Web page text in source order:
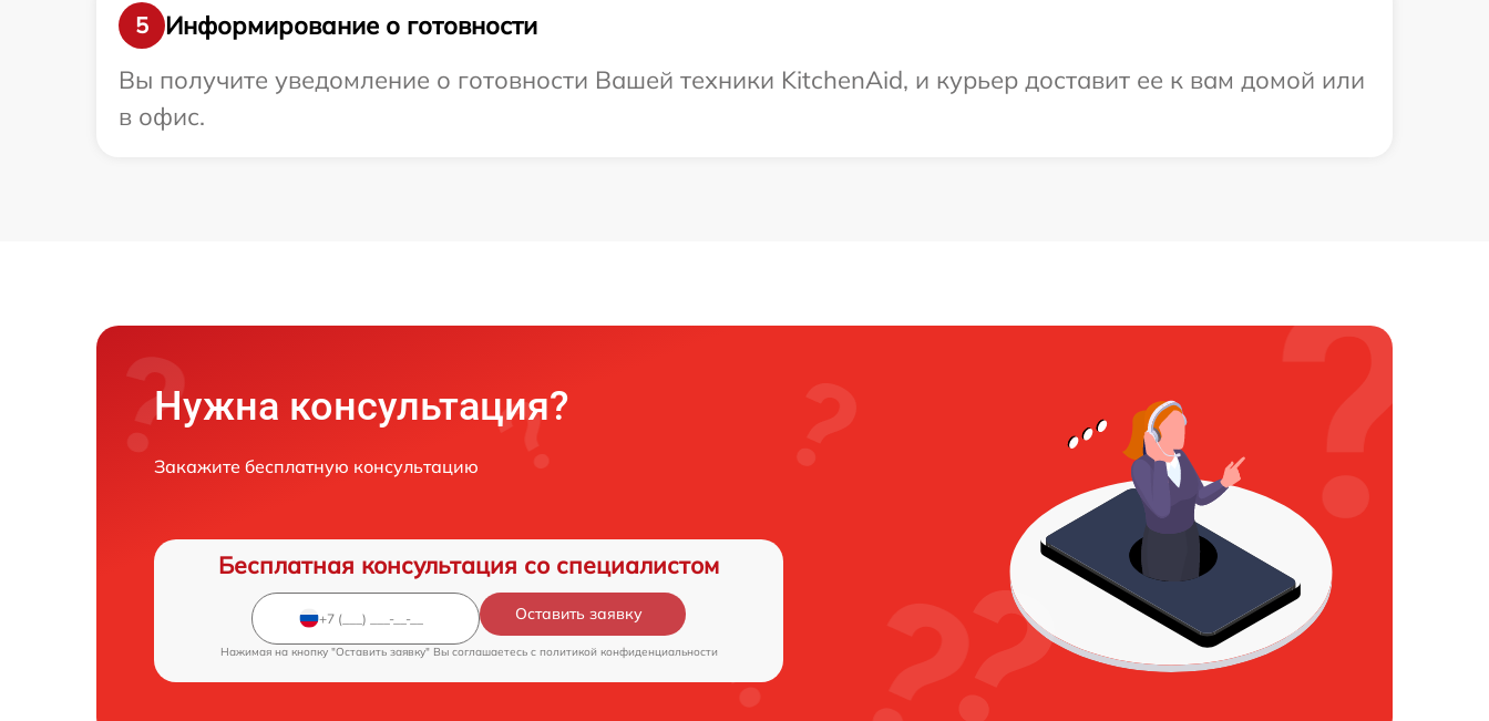
5
Информирование о готовности
Вы получите уведомление о готовности Вашей техники KitchenAid, и курьер доставит ее к вам домой или
в офис.
Нужна консультация?
Закажите бесплатную консультацию
Бесплатная консультация со специалистом
Оставить заявку
Нажимая на кнопку "Оставить заявку" Вы соглашаетесь c политикой конфиденциальности